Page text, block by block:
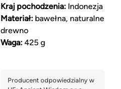
Kraj pochodzenia:Indonezja
Materiał:bawełna, naturalne
drewno
Waga:425 g